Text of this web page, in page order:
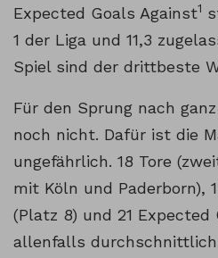
Expected Goals Against1
1 der Liga und 11,3
Spiel sind der drittbeste
Für den Sprung nach
noch nicht. Dafür ist die
ungefährlich. 18 Tore
mit Köln und Paderborn),
(Platz 8) und 21 Expected
allenfalls